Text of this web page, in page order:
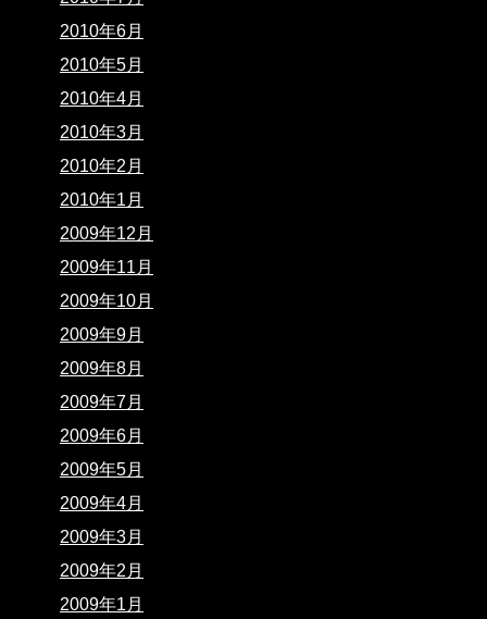
2010年6月
2010年5月
2010年4月
2010年3月
2010年2月
2010年1月
2009年12月
2009年11月
2009年10月
2009年9月
2009年8月
2009年7月
2009年6月
2009年5月
2009年4月
2009年3月
2009年2月
2009年1月